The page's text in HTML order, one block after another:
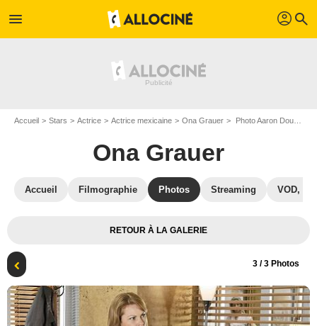
menu profil search
Accueil Stars Actrice Actrice mexicaine Ona Grauer Photo Aaron Douglas, Ona Grauer
Ona Grauer
Accueil Filmographie Photos Streaming VOD,
RETOUR À LA GALERIE
3 / 3 Photos